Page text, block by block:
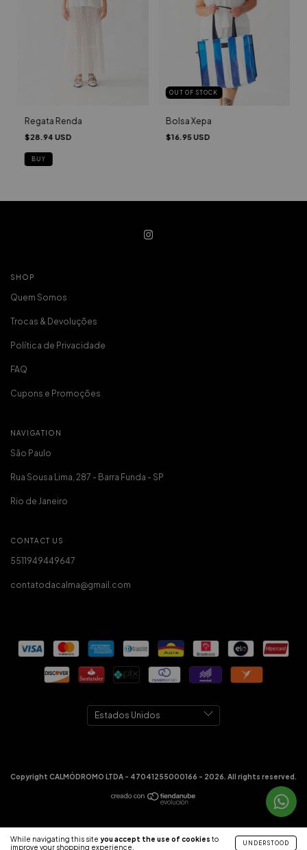
While navigating this site you accept the use of cookies to
improve your shopping experience.
UNDERSTOOD
Regata Renda
$28.94 USD
BUY
OUT OF STOCK
Bolsa Xepa
$16.95 USD
SHOP
Quem Somos
Trocas & Devoluções
Política de Privacidade
FAQ
Cupons e Promoções
NAVIGATION
São Paulo
Rua Sousa Lima, 287 - Barra Funda - SP
Rio de Janeiro
CONTACT US
5511949449647
contatodacalma@gmail.com
Copyright CALMÓDROMO LTDA - 47041255000166 - 2026. All rights reserved.